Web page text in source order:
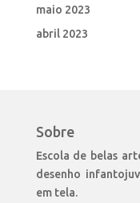
maio 2023
abril 2023
Sobre
Escola de belas
desenho
em tela.